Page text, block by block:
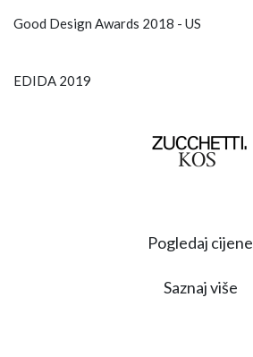
Good Design Awards 2018 - US
EDIDA 2019
Pogledaj cijene
Saznaj više